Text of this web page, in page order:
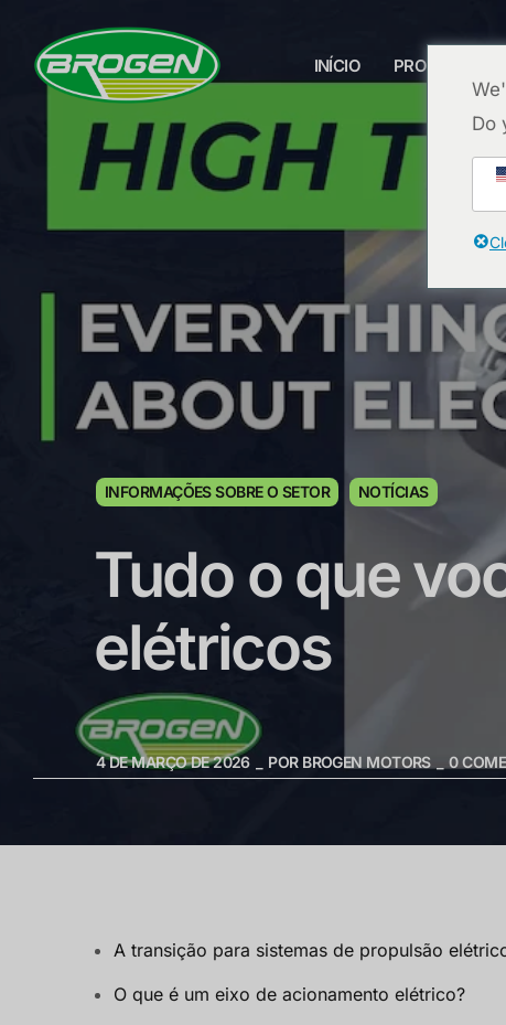
INÍCIO PRODUTOS
INÍCIO
PERGUNTAS FREQUENTES
BLOG
SOBRE NÓS
ENTRE EM CONTATO CONOSCO
INFORMAÇÕES SOBRE O SETOR NOTÍCIAS
Tudo o que
elétricos
4 DE MARÇO DE 2026 POR BROGEN MOTORS 0
A transição para sistemas de propulsão
O que é um eixo de acionamento elétrico?
Do